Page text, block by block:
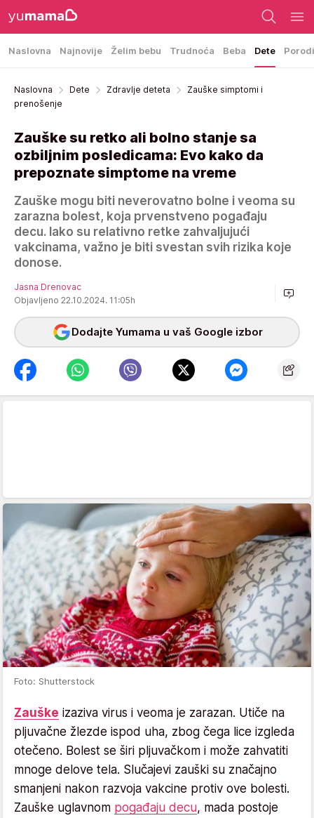
Naslovna Najnovije Želim bebu Trudnoća Beba Dete
Naslovna Dete Zdravlje deteta
Zauške simptomi i
prenošenje
Zauške su retko ali bolno stanje sa
ozbiljnim posledicama: Evo kako da
prepoznate simptome na vreme
Zauške mogu biti neverovatno bolne i veoma su
zarazna bolest, koja prvenstveno pogađaju
decu. Iako su relativno retke zahvaljujući
vakcinama, važno je biti svestan svih rizika koje
donose.
Jasna Drenovac
Objavljeno 22.10.2024. 11:05h
Dodajte Yumama u vaš Google izbor
Foto: Shutterstock
Zauške izaziva virus i veoma je zarazan. Utiče na
pljuvačne žlezde ispod uha, zbog čega lice izgleda
otečeno. Bolest se širi pljuvačkom i može zahvatiti
mnoge delove tela. Slučajevi zauški su značajno
smanjeni nakon razvoja vakcine protiv ove bolesti.
Zauške uglavnom pogađaju decu, mada postoje